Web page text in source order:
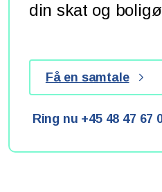
din skat og
Få en samtale
Ring nu +45 48 47 67